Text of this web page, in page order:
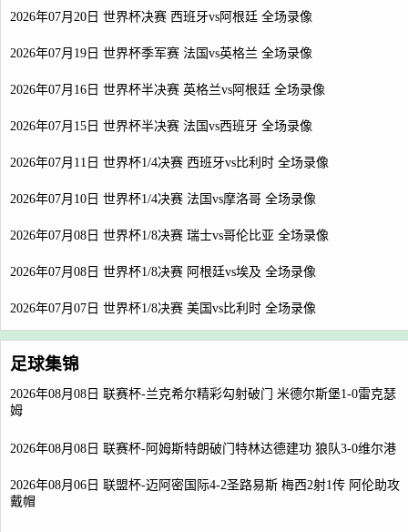
2026年07月20日 世界杯决赛 西班牙vs阿根廷 全场录像
2026年07月19日 世界杯季军赛 法国vs英格兰 全场录像
2026年07月16日 世界杯半决赛 英格兰vs阿根廷 全场录像
2026年07月15日 世界杯半决赛 法国vs西班牙 全场录像
2026年07月11日 世界杯1/4决赛 西班牙vs比利时 全场录像
2026年07月10日 世界杯1/4决赛 法国vs摩洛哥 全场录像
2026年07月08日 世界杯1/8决赛 瑞士vs哥伦比亚 全场录像
2026年07月08日 世界杯1/8决赛 阿根廷vs埃及 全场录像
2026年07月07日 世界杯1/8决赛 美国vs比利时 全场录像
足球集锦
2026年08月08日 联赛杯-兰克希尔精彩勾射破门 米德尔斯堡1-0雷克瑟
姆
2026年08月08日 联赛杯-阿姆斯特朗破门特林达德建功 狼队3-0维尔港
2026年08月06日 联盟杯-迈阿密国际4-2圣路易斯 梅西2射1传 阿伦助攻
戴帽